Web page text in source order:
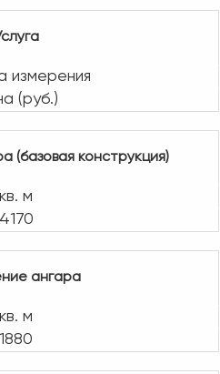
измерения
(руб.)
(базовая конструкция)
кв. м
4170
ангара
кв. м
1880